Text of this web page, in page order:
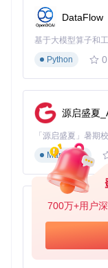
700万+用户
插件状态监控
插件冲突处理
场景化应用：当你
禁用不常用的插件
问题解决：常
安装问题处理
目标
：解决安装过
：
安装后图标消
安装失败：检
权限问题：在
DataFlow
基于大模型算子和
Python
0
源启盛夏
Markdown
py-xiaozhi
Python
0